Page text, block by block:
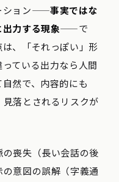
ション——事実ではな
力する現象——で
、「それっぽい」形
ている出力なら人間
然で、内容的にも
見落とされるリスクが
喪失（長い会話の後
意図の誤解（字義通